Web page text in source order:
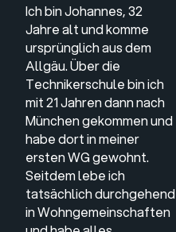
Ich bin Johannes, 32
Jahre alt und komme
ursprünglich aus dem
Allgäu. Über die
Technikerschule bin ich
mit 21 Jahren dann nach
München gekommen und
habe dort in meiner
ersten WG gewohnt.
Seitdem lebe ich
tatsächlich durchgehend
in Wohngemeinschaften